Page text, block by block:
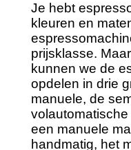
Je hebt
kleuren en
prijsklasse.
kunnen we de
opdelen in drie
manuele, de
een manuele
handmatig, het